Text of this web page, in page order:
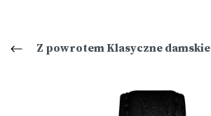
Z powrotem Klasyczne damskie